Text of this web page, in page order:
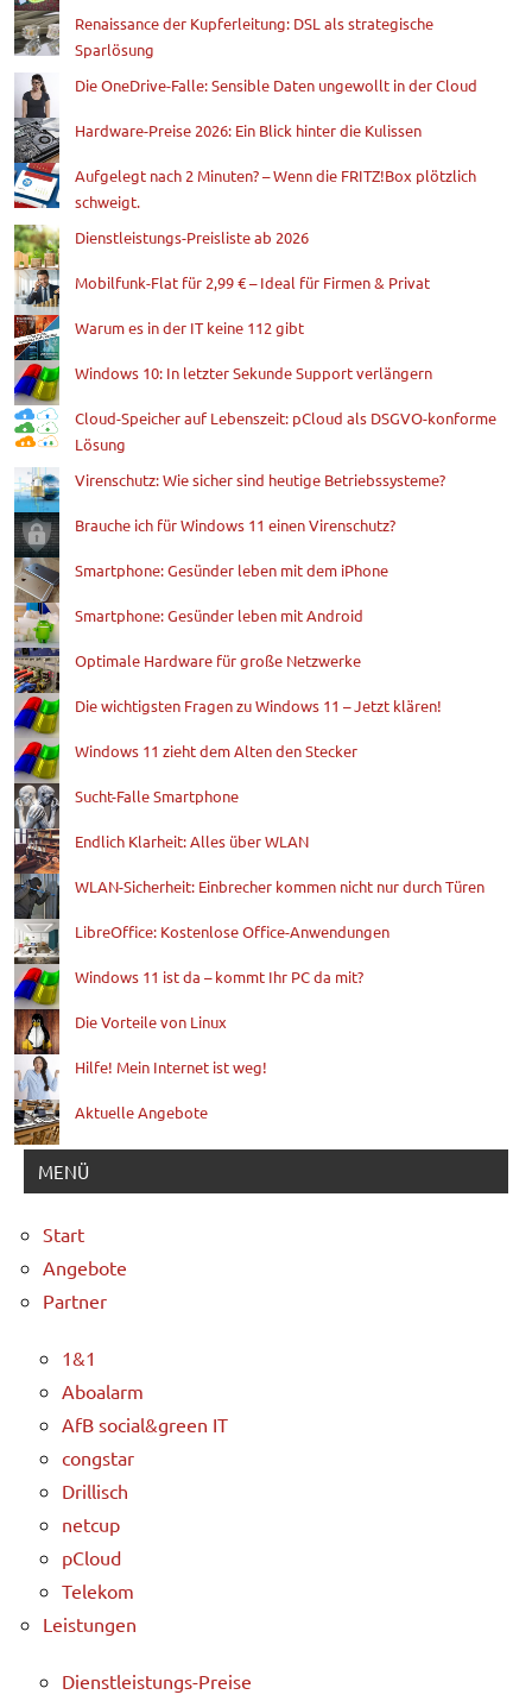
Renaissance der Kupferleitung: DSL als strategische
Sparlösung
Die OneDrive-Falle: Sensible Daten ungewollt in der Cloud
Hardware-Preise 2026: Ein Blick hinter die Kulissen
Aufgelegt nach 2 Minuten? – Wenn die FRITZ!Box plötzlich
schweigt.
Dienstleistungs-Preisliste ab 2026
Mobilfunk-Flat für 2,99 € – Ideal für Firmen & Privat
Warum es in der IT keine 112 gibt
Windows 10: In letzter Sekunde Support verlängern
Cloud-Speicher auf Lebenszeit: pCloud als DSGVO-konforme
Lösung
Virenschutz: Wie sicher sind heutige Betriebssysteme?
Brauche ich für Windows 11 einen Virenschutz?
Smartphone: Gesünder leben mit dem iPhone
Smartphone: Gesünder leben mit Android
Optimale Hardware für große Netzwerke
Die wichtigsten Fragen zu Windows 11 – Jetzt klären!
Windows 11 zieht dem Alten den Stecker
Sucht-Falle Smartphone
Endlich Klarheit: Alles über WLAN
WLAN-Sicherheit: Einbrecher kommen nicht nur durch Türen
LibreOffice: Kostenlose Office-Anwendungen
Windows 11 ist da – kommt Ihr PC da mit?
Die Vorteile von Linux
Hilfe! Mein Internet ist weg!
Aktuelle Angebote
MENÜ
Start
Angebote
Partner
1&1
Aboalarm
AfB social&green IT
congstar
Drillisch
netcup
pCloud
Telekom
Leistungen
Dienstleistungs-Preise